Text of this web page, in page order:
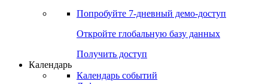
Валютные и процентные свопы
Корпоративные CDS
Попробуйте7-дневный
Откройте глобальную базу данных